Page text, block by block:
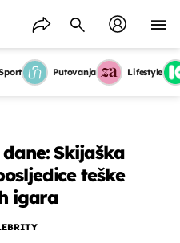
Putovanja Lifestyle
Skijaška
teške
igara